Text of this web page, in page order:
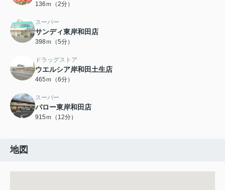
136ｍ（2分）
スーパー
サンディ東岸和田店
398ｍ（5分）
ドラッグストア
ウエルシア岸和田土生店
465ｍ（6分）
スーパー
バロー東岸和田店
915ｍ（12分）
地図